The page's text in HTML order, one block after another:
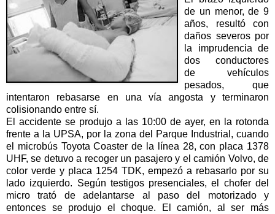
de un menor, de 9
años, resultó con
daños severos por
la imprudencia de
dos conductores
de vehículos
pesados, que
intentaron rebasarse en una vía angosta y terminaron
colisionando entre sí.
El accidente se produjo a las 10:00 de ayer, en la rotonda
frente a la UPSA, por la zona del Parque Industrial, cuando
el microbús Toyota Coaster de la línea 28, con placa 1378
UHF, se detuvo a recoger un pasajero y el camión Volvo, de
color verde y placa 1254 TDK, empezó a rebasarlo por su
lado izquierdo. Según testigos presenciales, el chofer del
micro trató de adelantarse al paso del motorizado y
entonces se produjo el choque. El camión, al ser más